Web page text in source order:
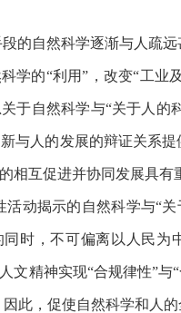
的自然科学逐渐与人疏
学的“利用”，改变“工业
于自然科学与“关于人的
与人的发展的辩证关系
相互促进并协同发展具有
动揭示的自然科学与“
时，不可偏离以人民为
精神实现“合规律性”与
此，促使自然科学和人